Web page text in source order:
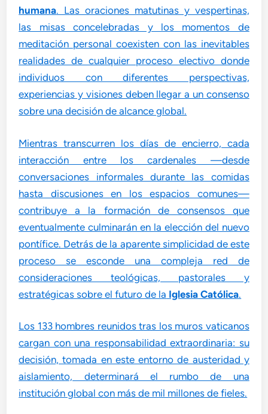
humana. Las oraciones matutinas y vespertinas,
las misas concelebradas y los momentos de
meditación personal coexisten con las inevitables
realidades de cualquier proceso electivo donde
individuos con diferentes perspectivas,
experiencias y visiones deben llegar a un consenso
sobre una decisión de alcance global.
Mientras transcurren los días de encierro, cada
interacción entre los cardenales —desde
conversaciones informales durante las comidas
hasta discusiones en los espacios comunes—
contribuye a la formación de consensos que
eventualmente culminarán en la elección del nuevo
pontífice. Detrás de la aparente simplicidad de este
proceso se esconde una compleja red de
consideraciones teológicas, pastorales y
estratégicas sobre el futuro de la Iglesia Católica.
Los 133 hombres reunidos tras los muros vaticanos
cargan con una responsabilidad extraordinaria: su
decisión, tomada en este entorno de austeridad y
aislamiento, determinará el rumbo de una
institución global con más de mil millones de fieles.